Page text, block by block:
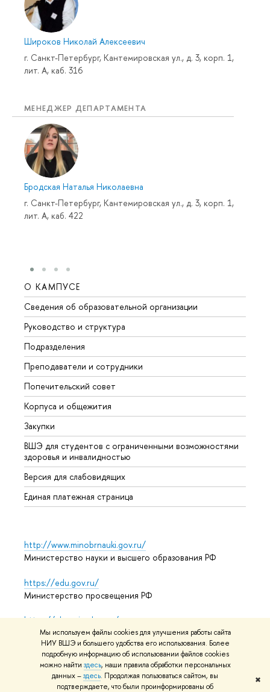
Мы используем файлы cookies для улучшения работы сайта
НИУ ВШЭ и большего удобства его использования. Более
подробную информацию об использовании файлов cookies
можно найти здесь, наши правила обработки персональных
данных –здесь. Продолжая пользоваться сайтом, вы
подтверждаете, что были проинформированы об
✖
Широков Николай Алексеевич
г. Санкт-Петербург, Кантемировская ул., д. 3, корп. 1,
лит. А, каб. 316
МЕНЕДЖЕР ДЕПАРТАМЕНТА
Бродская Наталья Николаевна
г. Санкт-Петербург, Кантемировская ул., д. 3, корп. 1,
лит. А, каб. 422
О КАМПУСЕ
Сведения об образовательной организации
Руководство и структура
Подразделения
Преподаватели и сотрудники
Попечительский совет
Корпуса и общежития
Закупки
ВШЭ для студентов с ограниченными возможностями
здоровья и инвалидностью
Версия для слабовидящих
Единая платежная страница
http://www.minobrnauki.gov.ru/
Министерство науки и высшего образования РФ
https://edu.gov.ru/
Министерство просвещения РФ
https://elearning.hse.ru/mooc
Массовые открытые онлайн-курсы
© НИУ ВШЭ 1993–2026 Адреса и контактыУсловия
использования материаловПолитика конфиденциальности